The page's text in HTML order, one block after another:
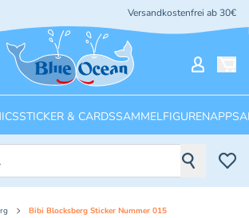
Versandkostenfrei ab 30€
Startseite
STICKER & CARDSSAMMELFIGURENAPPS
Bibi Blocksberg Sticker Nummer 015